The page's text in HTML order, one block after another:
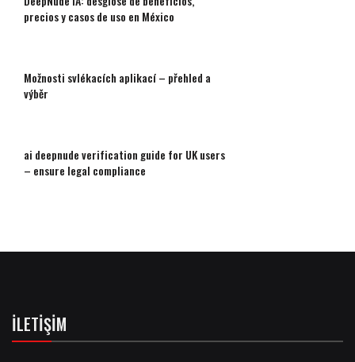
precios y casos de uso en México
Možnosti svlékacích aplikací – přehled a
výběr
ai deepnude verification guide for UK users
– ensure legal compliance
İLETIŞIM